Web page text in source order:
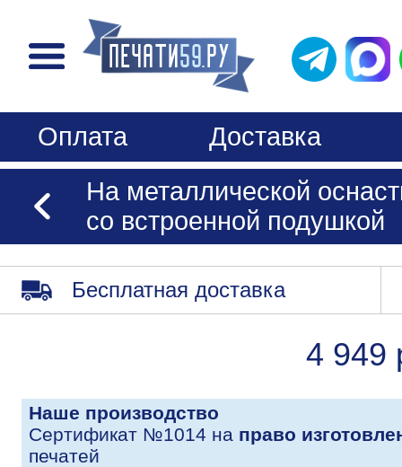
Оплата
Доставка
На металлической
со встроенной подушкой
Бесплатная доставка
4 949
Наше производство
Сертификат №1014 на право
печатей